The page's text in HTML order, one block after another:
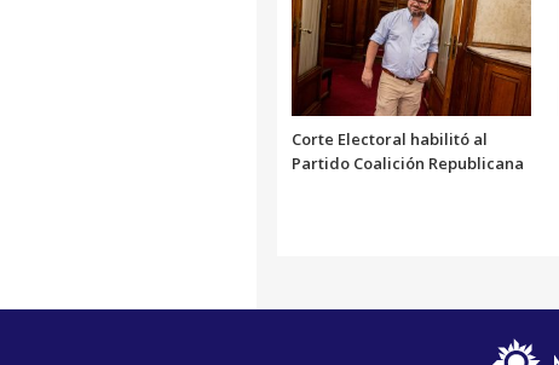
Corte Electoral habilitó al
Partido Coalición Republicana